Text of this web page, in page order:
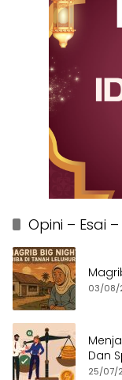
Opini – Esai
03/08/
Dan
25/07/